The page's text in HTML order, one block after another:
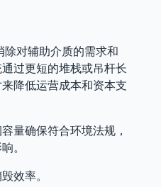
除对辅助介质的需求和
过更短的堆栈或吊杆长
降低运营成本和资本支
量确保符合环境法规，
。
效率。